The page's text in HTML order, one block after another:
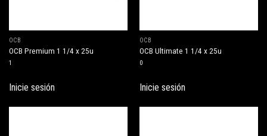
OCB
OCB Premium 1 1/4 x 25u
1
Inicie sesión
OCB
OCB Ultimate 1 1/4 x 25u
0
Inicie sesión